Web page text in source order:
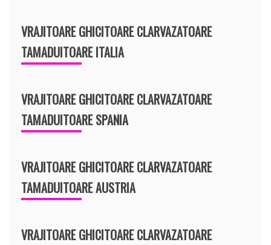
VRAJITOARE GHICITOARE CLARVAZATOARE
TAMADUITOARE ITALIA
VRAJITOARE GHICITOARE CLARVAZATOARE
TAMADUITOARE SPANIA
VRAJITOARE GHICITOARE CLARVAZATOARE
TAMADUITOARE AUSTRIA
VRAJITOARE GHICITOARE CLARVAZATOARE